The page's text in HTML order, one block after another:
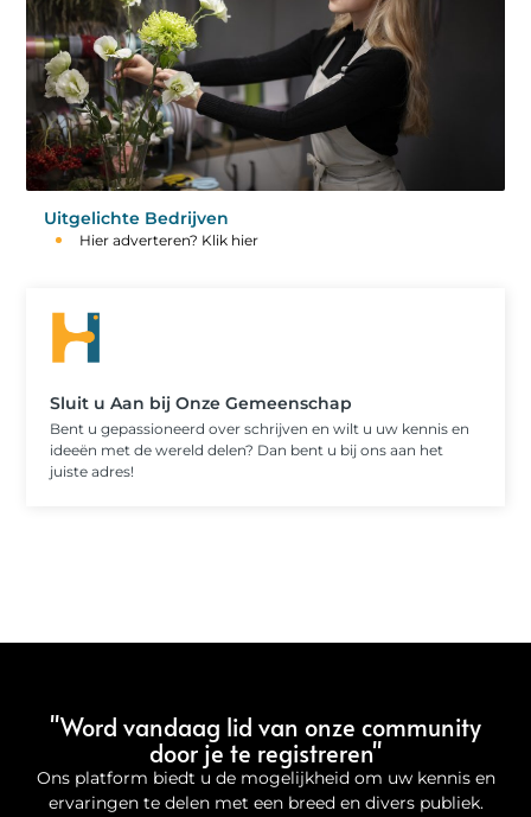
Uitgelichte Bedrijven
Hier adverteren? Klik hier
Sluit u Aan bij Onze Gemeenschap
Bent u gepassioneerd over schrijven en wilt u uw kennis en
ideeën met de wereld delen? Dan bent u bij ons aan het
juiste adres!
"Word vandaag lid van onze community
door je te registreren"
Ons platform biedt u de mogelijkheid om uw kennis en
ervaringen te delen met een breed en divers publiek.